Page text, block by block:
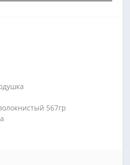
567гр